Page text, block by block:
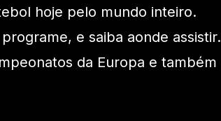
hoje pelo mundo inteiro.
e saiba aonde assistir.
da Europa e também